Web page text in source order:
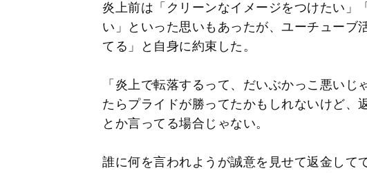
炎上前は「クリーンなイメージをつけたい」
い」といった思いもあったが、ユーチューブ
てる」と自身に約束した。
「炎上で転落するって、だいぶかっこ悪い
たらプライドが勝ってたかもしれないけど、
とか言ってる場合じゃない。
誰に何を言われようが誠意を見せて返金して